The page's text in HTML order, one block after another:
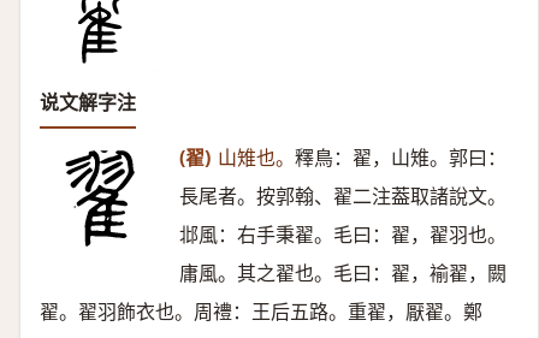
说文解字注
(翟) 山雉也。 釋鳥：翟，山雉。郭曰：
長尾者。按郭翰、翟二注葢取諸說文。
邶風：右手秉翟。毛曰：翟，翟羽也。
庸風。其之翟也。毛曰：翟，褕翟，闕
翟。翟羽飾衣也。周禮：王后五路。重翟，厭翟。鄭